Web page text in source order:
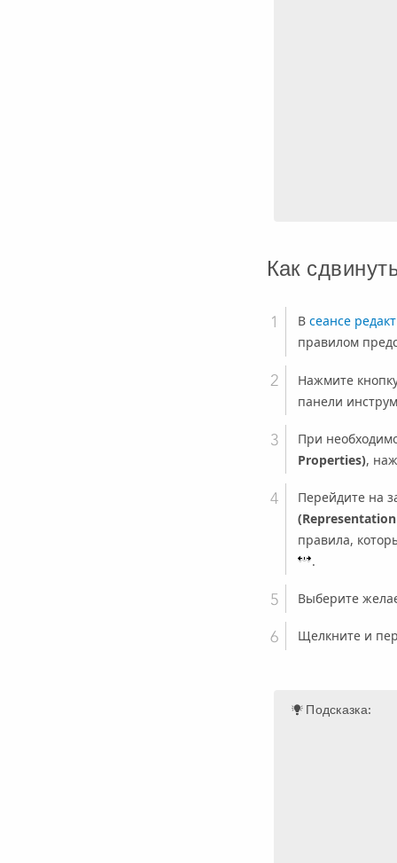
Как
В сеансе
правилом
Нажмите
панели
При
Properties),
Перейдите на
правила,
.
Выберите
Щелкните и
Подсказка: